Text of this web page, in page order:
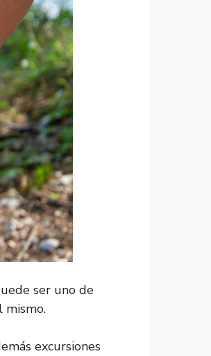
ser uno de
mismo.
excursiones